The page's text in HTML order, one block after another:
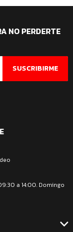
a 14:00. Domingo
NO PERDERTE
SUSCRIBIRME